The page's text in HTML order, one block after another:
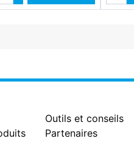
Outils et conseils
Partenaires